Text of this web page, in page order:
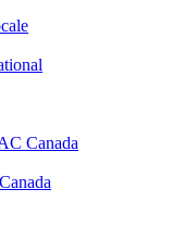
Canada